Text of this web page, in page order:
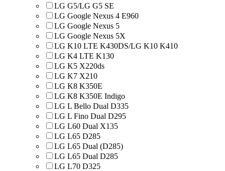
LG G5/LG G5 SE
LG Google Nexus 4 E960
LG Google Nexus 5
LG Google Nexus 5X
LG K10 LTE K430DS/LG K10 K410
LG K4 LTE K130
LG K5 X220ds
LG K7 X210
LG K8 K350E
LG K8 K350E Indigo
LG L Bello Dual D335
LG L Fino Dual D295
LG L60 Dual X135
LG L65 D285
LG L65 Dual (D285)
LG L65 Dual D285
LG L70 D325